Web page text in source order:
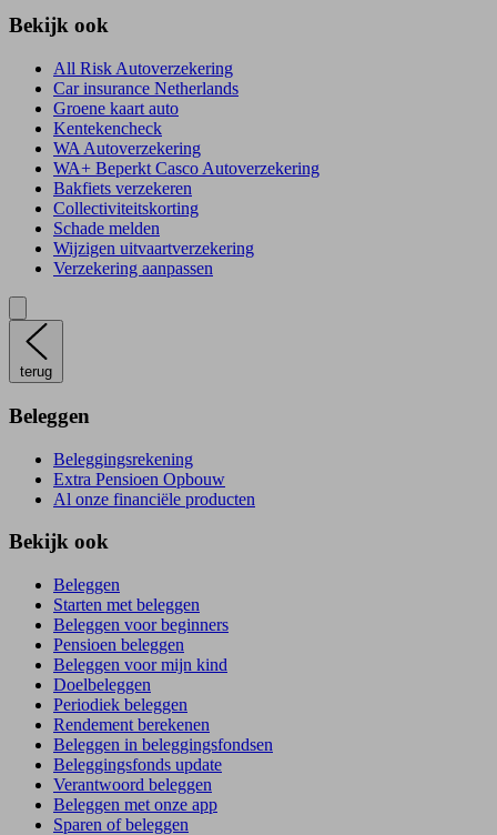
Bekijk ook
All Risk Autoverzekering
Car insurance Netherlands
Groene kaart auto
Kentekencheck
WA Autoverzekering
WA+ Beperkt Casco Autoverzekering
Bakfiets verzekeren
Collectiviteitskorting
Schade melden
Wijzigen uitvaartverzekering
Verzekering aanpassen
terug
Beleggen
Beleggingsrekening
Extra Pensioen Opbouw
Al onze financiële producten
Bekijk ook
Beleggen
Starten met beleggen
Beleggen voor beginners
Pensioen beleggen
Beleggen voor mijn kind
Doelbeleggen
Periodiek beleggen
Rendement berekenen
Beleggen in beleggingsfondsen
Beleggingsfonds update
Verantwoord beleggen
Beleggen met onze app
Sparen of beleggen